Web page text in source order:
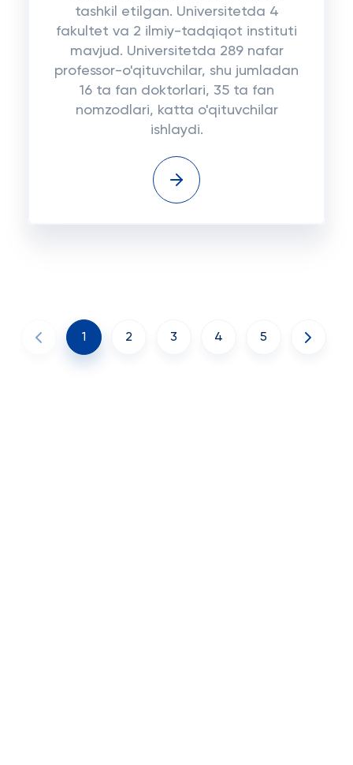
tashkil etilgan. Universitetda 4
fakultet va 2 ilmiy-tadqiqot instituti
mavjud. Universitetda 289 nafar
professor-o'qituvchilar, shu jumladan
16 ta fan doktorlari, 35 ta fan
nomzodlari, katta o'qituvchilar
ishlaydi.
1 2 3 4 5